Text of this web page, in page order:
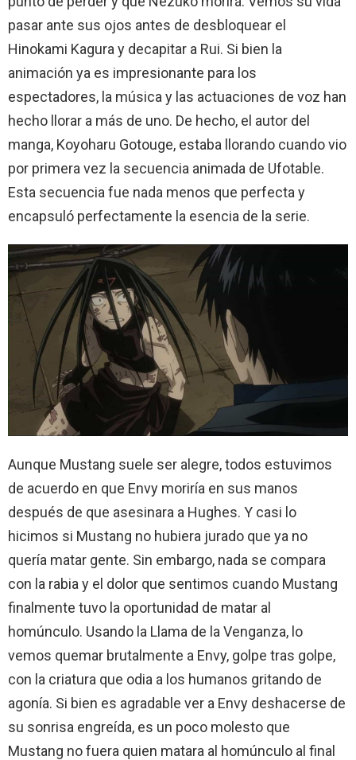
pasar ante sus ojos antes de desbloquear el
Hinokami Kagura y decapitar a Rui. Si bien la
animación ya es impresionante para los
espectadores, la música y las actuaciones de voz han
hecho llorar a más de uno. De hecho, el autor del
manga, Koyoharu Gotouge, estaba llorando cuando vio
por primera vez la secuencia animada de Ufotable.
Esta secuencia fue nada menos que perfecta y
encapsuló perfectamente la esencia de la serie.
Aunque Mustang suele ser alegre, todos estuvimos
de acuerdo en que Envy moriría en sus manos
después de que asesinara a Hughes. Y casi lo
hicimos si Mustang no hubiera jurado que ya no
quería matar gente. Sin embargo, nada se compara
con la rabia y el dolor que sentimos cuando Mustang
finalmente tuvo la oportunidad de matar al
homúnculo. Usando la Llama de la Venganza, lo
vemos quemar brutalmente a Envy, golpe tras golpe,
con la criatura que odia a los humanos gritando de
agonía. Si bien es agradable ver a Envy deshacerse de
su sonrisa engreída, es un poco molesto que
Mustang no fuera quien matara al homúnculo al final